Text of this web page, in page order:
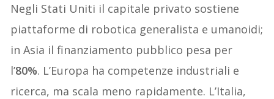
Negli Stati Uniti il capitale privato sostiene
piattaforme di robotica generalista e umanoidi;
in Asia il finanziamento pubblico pesa per
l’80%. L’Europa ha competenze industriali e
ricerca, ma scala meno rapidamente. L’Italia,